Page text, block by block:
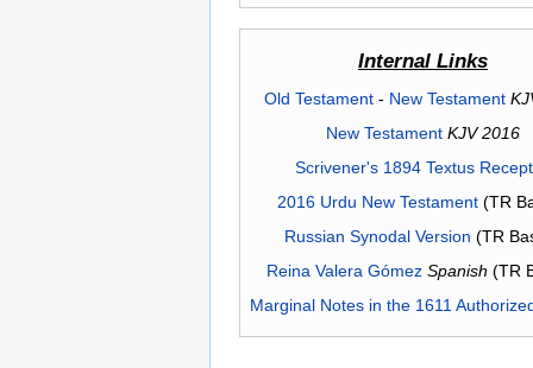
Internal Links
Old Testament- New Testament
New Testament KJV 2016
Scrivener's 1894 Textus
2016 Urdu New Testament(TR
Russian Synodal Version (TR
Reina Valera Gómez Spanish (TR
Marginal Notes in the 1611